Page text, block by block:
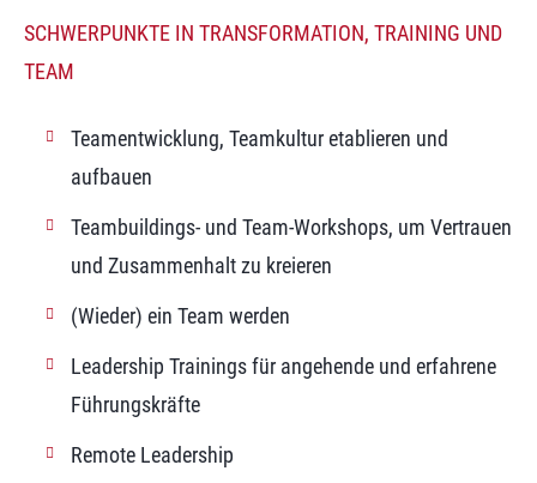
SCHWERPUNKTE IN TRANSFORMATION, TRAINING UND
TEAM
Teamentwicklung, Teamkultur etablieren und
aufbauen
Teambuildings- und Team-Workshops, um Vertrauen
und Zusammenhalt zu kreieren
(Wieder) ein Team werden
Leadership Trainings für angehende und erfahrene
Führungskräfte
Remote Leadership